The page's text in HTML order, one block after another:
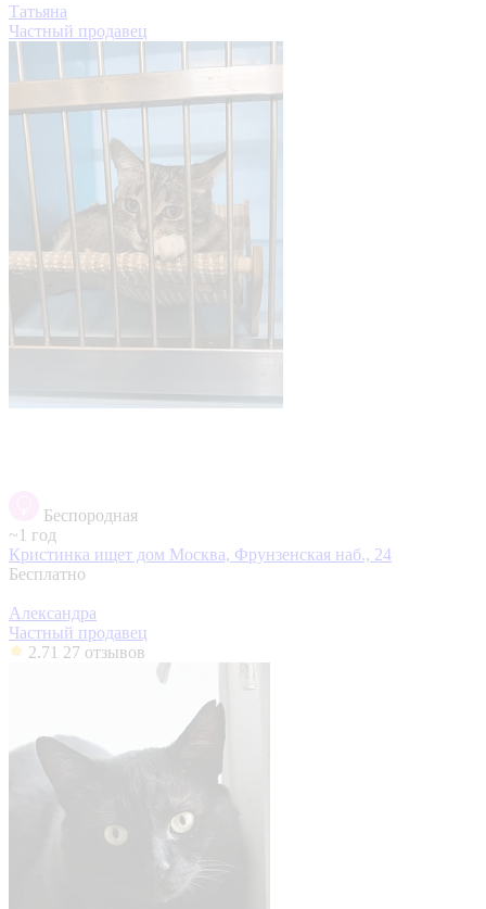
Татьяна
Частный продавец
Беспородная
~1 год
Кристинка ищет дом Москва, Фрунзенская наб., 24
Бесплатно
Александра
Частный продавец
2.71 27 отзывов